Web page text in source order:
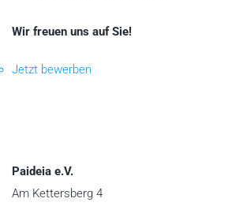
Wir freuen uns auf Sie!
Jetzt bewerben
Paideia e.V.
Am Kettersberg 4